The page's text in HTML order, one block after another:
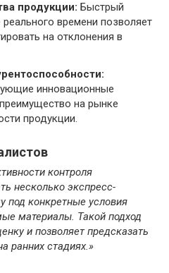
продукции: Быстрый
времени позволяет
на отклонения в
инновационные
на рынке
продукции.
контроля
несколько экспресс-
под конкретные условия
материалы. Такой подход
и позволяет предсказать
ранних стадиях.»